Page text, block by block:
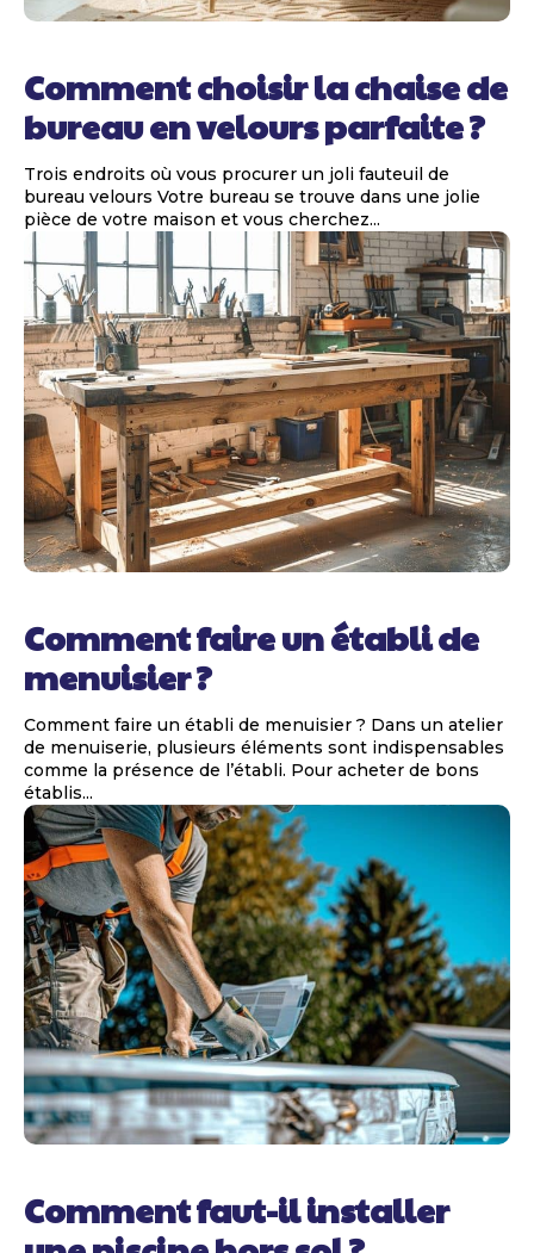
Comment choisir la chaise de
bureau en velours parfaite ?
Trois endroits où vous procurer un joli fauteuil de
bureau velours Votre bureau se trouve dans une jolie
pièce de votre maison et vous cherchez...
Comment faire un établi de
menuisier ?
Comment faire un établi de menuisier ? Dans un atelier
de menuiserie, plusieurs éléments sont indispensables
comme la présence de l’établi. Pour acheter de bons
établis...
Comment faut-il installer